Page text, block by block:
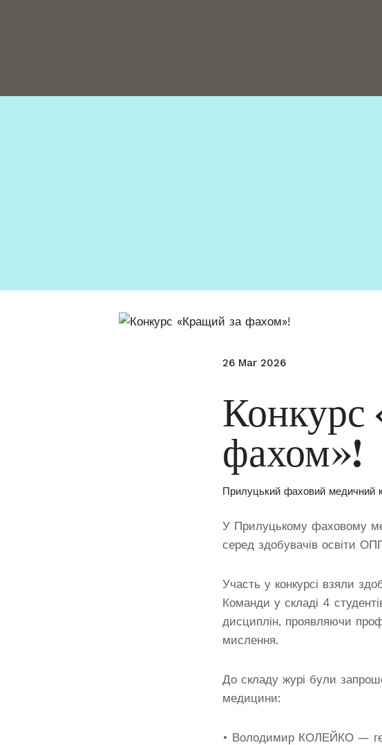
26 Mar 2026
фахом»!
Прилуцький фаховий медичний
У Прилуцькому фаховому
серед здобувачів освіти
Участь у конкурсі взяли
Команди у складі 4
дисциплін, проявляючи
мислення.
До складу журі були
медицини:
• Володимир КОЛЕЙКО —